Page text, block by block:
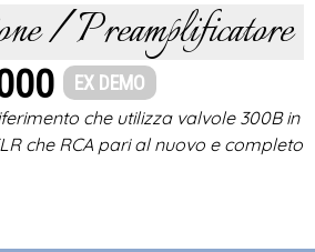
/ Preamplificatore
EX DEMO
che utilizza valvole 300B in
che RCA pari al nuovo e completo